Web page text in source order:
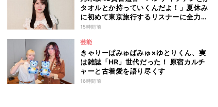
タオルとか持っていくんだよ！」夏休み
に初めて東京旅行するリスナーに全力ア
ドバイス！
15時間前
芸能
きゃりーぱみゅぱみゅ×ゆとりくん、実
は雑誌「HR」世代だった！ 原宿カルチ
ャーと古着愛を語り尽くす
16時間前